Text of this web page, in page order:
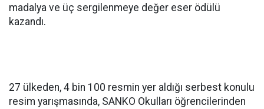
madalya ve üç sergilenmeye değer eser ödülü
kazandı.
27 ülkeden, 4 bin 100 resmin yer aldığı serbest konulu
resim yarışmasında, SANKO Okulları öğrencilerinden